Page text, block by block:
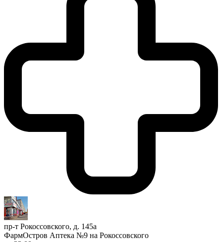
пр-т Рокоссовского, д. 145а
ФармОстров Аптека №9 на Рокоссовского